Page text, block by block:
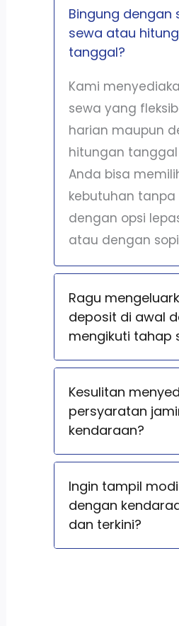
Bingung dengan
sewa atau
tanggal?
Kami
sewa yang
harian maupun
hitungan
Anda bisa
kebutuhan tanpa
dengan opsi
atau dengan
Ragu
deposit di awal
mengikuti tahap
Kesulitan
persyaratan
kendaraan?
Ingin tampil
dengan
dan terkini?